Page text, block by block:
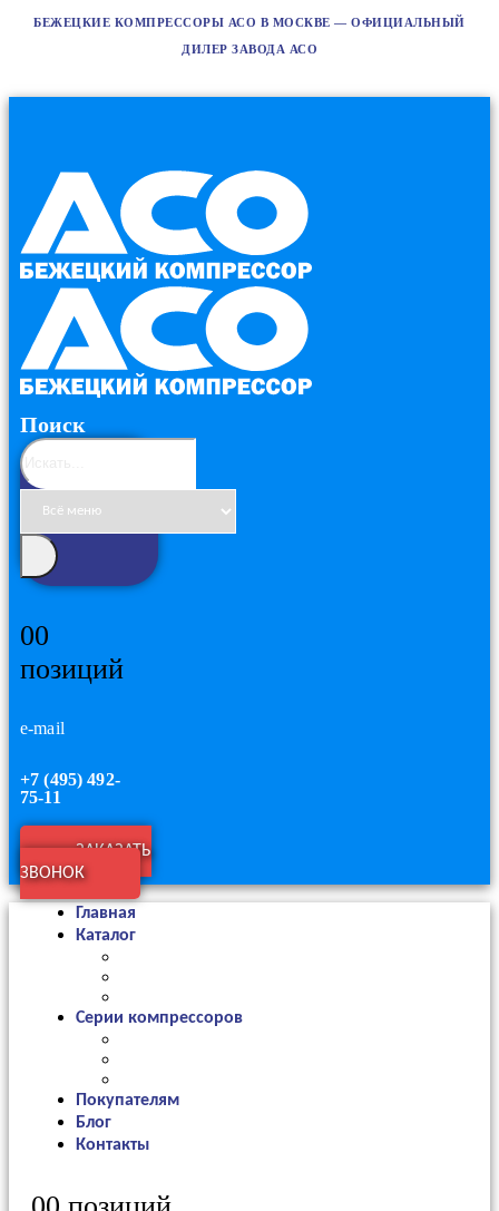
БЕЖЕЦКИЕ КОМПРЕССОРЫ АСО В МОСКВЕ — ОФИЦИАЛЬНЫЙ
ДИЛЕР ЗАВОДА АСО
Поиск
00
позиций
e-mail
+7 (495) 492-
75-11
ЗАКАЗАТЬ
ЗВОНОК
Главная
Каталог
Серии компрессоров
Покупателям
Блог
Контакты